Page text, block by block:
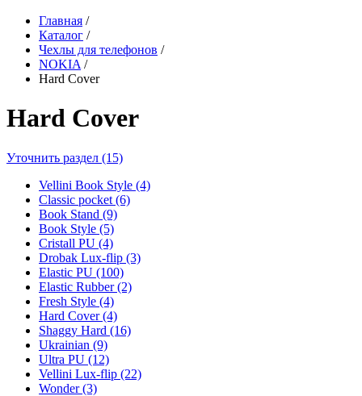
Главная /
Каталог /
Чехлы для телефонов /
NOKIA /
Hard Cover
Hard Cover
Уточнить раздел (15)
Vellini Book Style (4)
Classic pocket (6)
Book Stand (9)
Book Style (5)
Cristall PU (4)
Drobak Lux-flip (3)
Elastic PU (100)
Elastic Rubber (2)
Fresh Style (4)
Hard Cover (4)
Shaggy Hard (16)
Ukrainian (9)
Ultra PU (12)
Vellini Lux-flip (22)
Wonder (3)